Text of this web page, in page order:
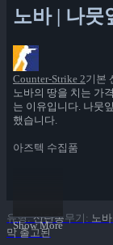
노바 | 나뭇
Counter-Strike 2기본
노바의 땅을 치는 가
는 이유입니다. 나뭇
했습니다.
아즈텍 수집품
Show More
유형: 산탄총무기 : 노바
막 출고된